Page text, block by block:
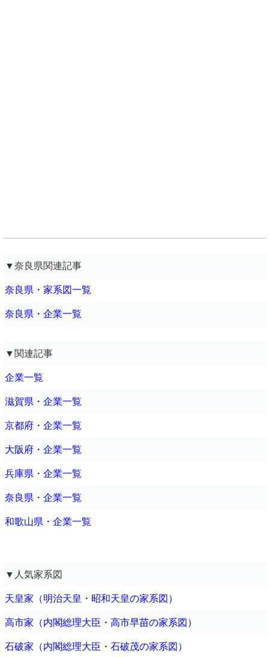
▼奈良県関連記事
奈良県・家系図一覧
奈良県・企業一覧
▼関連記事
企業一覧
滋賀県・企業一覧
京都府・企業一覧
大阪府・企業一覧
兵庫県・企業一覧
奈良県・企業一覧
和歌山県・企業一覧
▼人気家系図
天皇家（明治天皇・昭和天皇の家系図）
高市家（内閣総理大臣・高市早苗の家系図）
石破家（内閣総理大臣・石破茂の家系図）